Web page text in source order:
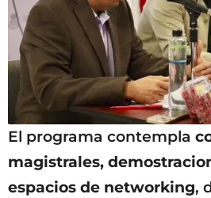
El programa contempla
magistrales,
espacios de networking,